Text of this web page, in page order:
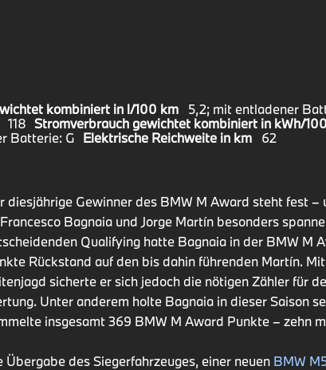
kombiniert in l/100 km
5,2; mit entladener
118 Stromverbrauch gewichtet kombiniert in kWh/
Batterie: G Elektrische Reichweite in km 62
diesjährige Gewinner des BMW M Award steht fest –
Bagnaia und Jorge Martín besonders
Qualifying hatte Bagnaia in der BMW M
Rückstand auf den bis dahin führenden Martín.
sicherte er sich jedoch die nötigen Zähler für
Unter anderem holte Bagnaia in dieser Saison
insgesamt 369 BMW M Award Punkte – zehn
Übergabe des Siegerfahrzeuges, einer neuen BMW